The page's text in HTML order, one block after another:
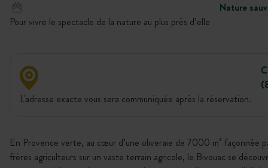
Nature
Pour vivre le spectacle de la nature au plus près d’elle
L'adresse exacte vous sera communiquée après la réservation.
En Provence verte, au cœur d’une oliveraie de 7000 m² façonnée
frères agriculteurs sur un vaste terrain agricole, le Bivouac se